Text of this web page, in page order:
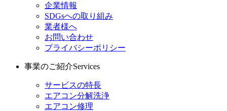
企業情報
SDGsへの取り組み
業者様へ
お問い合わせ
プライバシーポリシー
事業のご紹介Services
サービスの特長
エアコン分解洗浄
エアコン修理